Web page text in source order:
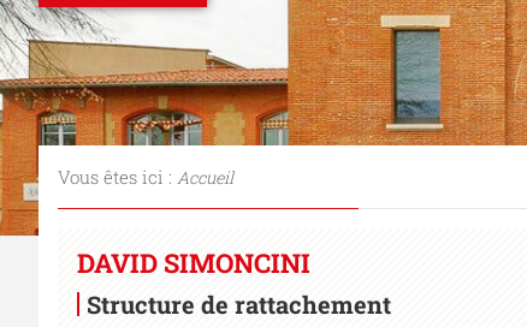
Vous êtes ici : Accueil
DAVID SIMONCINI
Structure de rattachement